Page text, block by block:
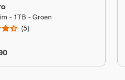
- 1TB - Groen
5